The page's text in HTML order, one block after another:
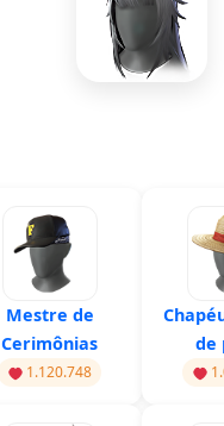
Mestre de
Cerimônias
1.120.748
de